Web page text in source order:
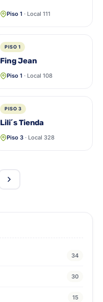
Piso 1 · Local 111
PISO 1
Fing Jean
Piso 1 · Local 108
PISO 3
Lili´s Tienda
Piso 3 · Local 328
34
30
15